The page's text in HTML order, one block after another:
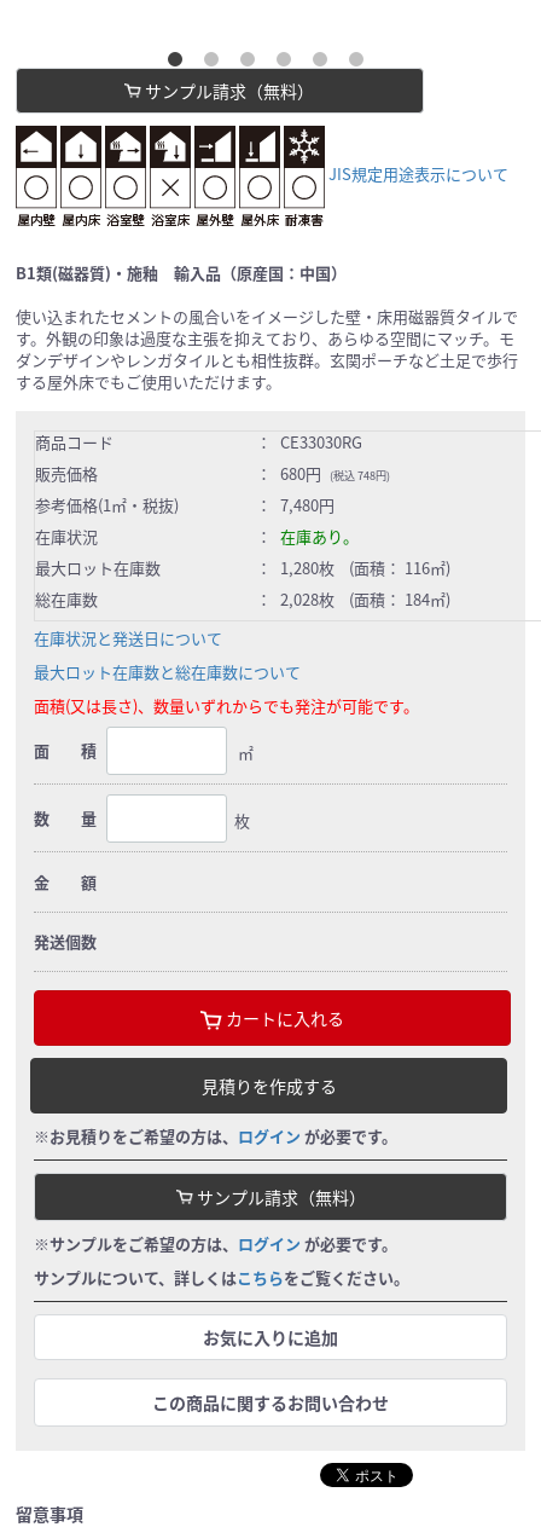
サンプル請求（無料）
JIS規定用途表示について
B1類(磁器質)・施釉 輸入品（原産国：中国）
使い込まれたセメントの風合いをイメージした壁・床用磁器質タイルで
す。外観の印象は過度な主張を抑えており、あらゆる空間にマッチ。モ
ダンデザインやレンガタイルとも相性抜群。玄関ポーチなど土足で歩行
する屋外床でもご使用いただけます。
商品コード ：
CE33030RG
販売価格
： 680円 (税込 748円)
参考価格(1㎡・税抜) ：
7,480円
在庫状況
：
在庫あり。
最大ロット在庫数
：
1,280枚 (面積： 116㎡)
総在庫数
：
2,028枚 (面積： 184㎡)
在庫状況と発送日について
最大ロット在庫数と総在庫数について
面積(又は長さ)、数量いずれからでも発注が可能です。
面 積
㎡
数 量 枚
金 額
発送個数
カートに入れる
見積りを作成する
※お見積りをご希望の方は、 ログイン が必要です。
サンプル請求（無料）
※サンプルをご希望の方は、 ログイン が必要です。
サンプルについて、詳しくはこちらをご覧ください。
お気に入りに追加
この商品に関するお問い合わせ
留意事項